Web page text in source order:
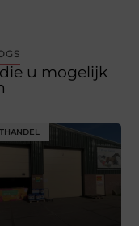
die u mogelijk